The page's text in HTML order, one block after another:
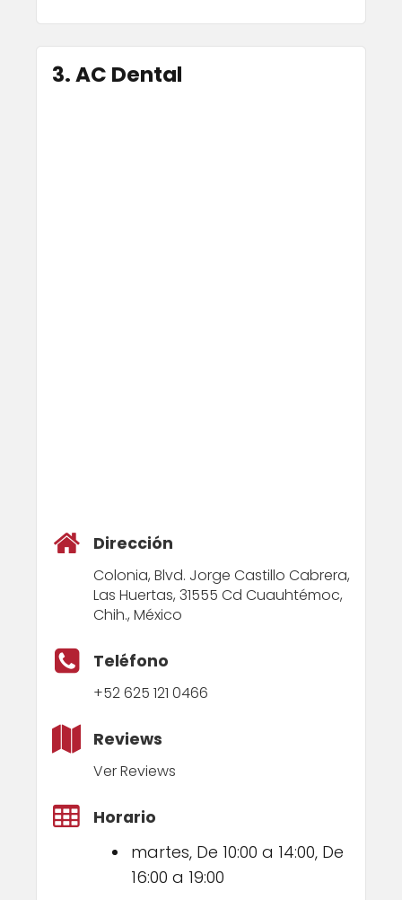
3. AC Dental
Dirección
Colonia, Blvd. Jorge Castillo Cabrera,
Las Huertas, 31555 Cd Cuauhtémoc,
Chih., México
Teléfono
+52 625 121 0466
Reviews
Ver Reviews
Horario
martes, De 10:00 a 14:00, De
16:00 a 19:00